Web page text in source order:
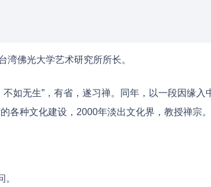
湾佛光大学艺术研究所所长。
如无生”，有省，遂习禅。同年，以一段因缘
种文化建设，2000年淡出文化界，教授禅宗。